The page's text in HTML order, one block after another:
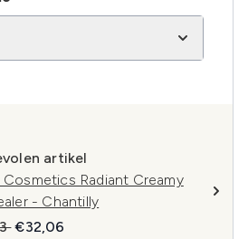
artikel
Cosmetics Radiant Creamy
- Chantilly
Retail Price:
Huidige prijs:
€32,06